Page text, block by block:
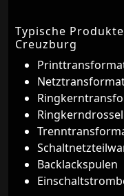
Typische
Creuzburg
Backlackspulen